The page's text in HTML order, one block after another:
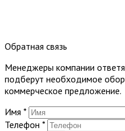
Обратная связь
Менеджеры компании
подберут необходимое
коммерческое предложение.
Имя *
Телефон *